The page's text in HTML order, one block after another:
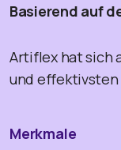
Basierend auf
Artiflex hat sich
und effektivsten
Merkmale